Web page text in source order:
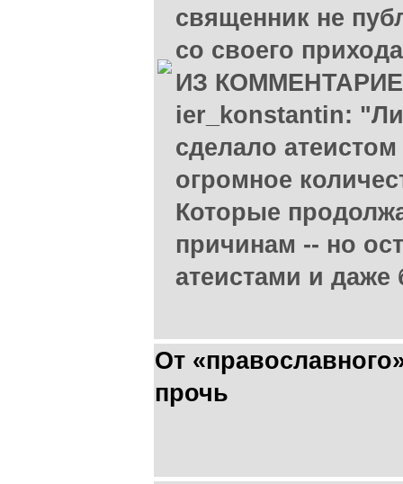
священник не
со своего
ИЗ
ier_konstantin:
сделало
огромное
Которые
причинам -- но
атеистами и даже
От
прочь